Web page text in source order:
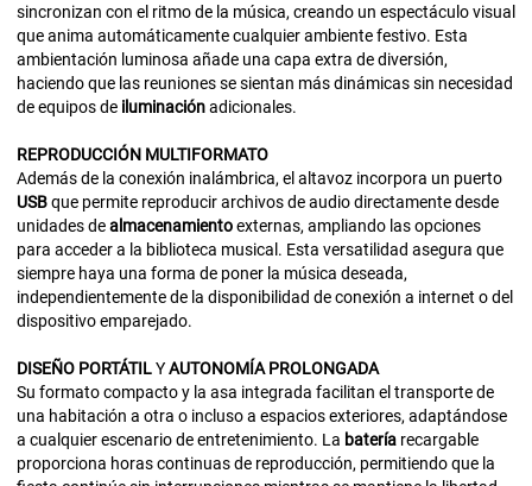
sincronizan con el ritmo de la música, creando un espectáculo visual
que anima automáticamente cualquier ambiente festivo. Esta
ambientación luminosa añade una capa extra de diversión,
haciendo que las reuniones se sientan más dinámicas sin necesidad
de equipos de iluminaciónadicionales.
REPRODUCCIÓN MULTIFORMATO
Además de la conexión inalámbrica, el altavoz incorpora un puerto
USBque permite reproducir archivos de audio directamente desde
unidades dealmacenamientoexternas, ampliando las opciones
para acceder a la biblioteca musical. Esta versatilidad asegura que
siempre haya una forma de poner la música deseada,
independientemente de la disponibilidad de conexión a internet o del
dispositivo emparejado.
DISEÑO PORTÁTILYAUTONOMÍA PROLONGADA
Su formato compacto y la asa integrada facilitan el transporte de
una habitación a otra o incluso a espacios exteriores, adaptándose
a cualquier escenario de entretenimiento. La batería recargable
proporciona horas continuas de reproducción, permitiendo que la